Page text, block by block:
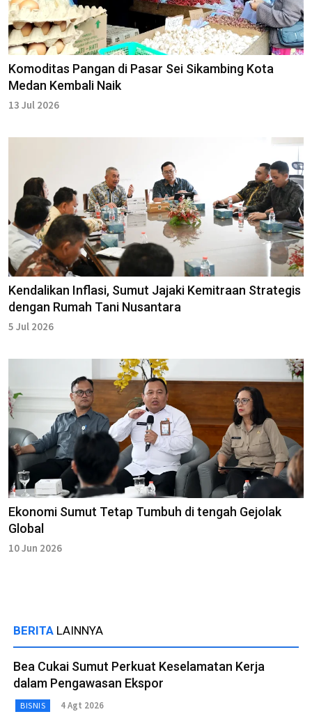
Komoditas Pangan di Pasar Sei Sikambing Kota
Medan Kembali Naik
13 Jul 2026
Kendalikan Inflasi, Sumut Jajaki Kemitraan Strategis
dengan Rumah Tani Nusantara
5 Jul 2026
Ekonomi Sumut Tetap Tumbuh di tengah Gejolak
Global
10 Jun 2026
BERITA LAINNYA
Bea Cukai Sumut Perkuat Keselamatan Kerja
dalam Pengawasan Ekspor
BISNIS 4 Agt 2026